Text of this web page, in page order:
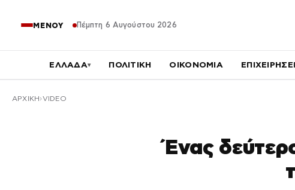
ΜΕΝΟΥ Πέμπτη 6 Αυγούστου 2026
ΕΛΛΑΔΑ▾ ΠΟΛΙΤΙΚΗ ΟΙΚΟΝΟΜΙΑ
ΑΡΧΙΚΉ VIDEO
Ένας